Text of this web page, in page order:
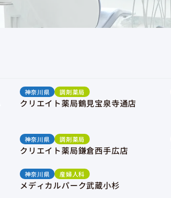
神奈川県 調剤薬局
クリエイト薬局鶴見宝泉寺通店
神奈川県 調剤薬局
クリエイト薬局鎌倉西手広店
神奈川県 産婦人科
メディカルパーク武蔵小杉